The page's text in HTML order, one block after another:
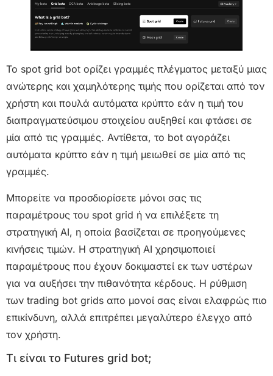
Το spot grid bot ορίζει γραμμές πλέγματος μεταξύ μιας
ανώτερης και χαμηλότερης τιμής που ορίζεται από τον
χρήστη και πουλά αυτόματα κρύπτο εάν η τιμή του
διαπραγματεύσιμου στοιχείου αυξηθεί και φτάσει σε
μία από τις γραμμές. Αντίθετα, το bot αγοράζει
αυτόματα κρύπτο εάν η τιμή μειωθεί σε μία από τις
γραμμές.
Μπορείτε να προσδιορίσετε μόνοι σας τις
παραμέτρους του spot grid ή να επιλέξετε τη
στρατηγική AI, η οποία βασίζεται σε προηγούμενες
κινήσεις τιμών. Η στρατηγική AI χρησιμοποιεί
παραμέτρους που έχουν δοκιμαστεί εκ των υστέρων
για να αυξήσει την πιθανότητα κέρδους. Η ρύθμιση
των trading bot grids απο μονοί σας είναι ελαφρώς πιο
επικίνδυνη, αλλά επιτρέπει μεγαλύτερο έλεγχο από
τον χρήστη.
Τι είναι το Futures grid bot;